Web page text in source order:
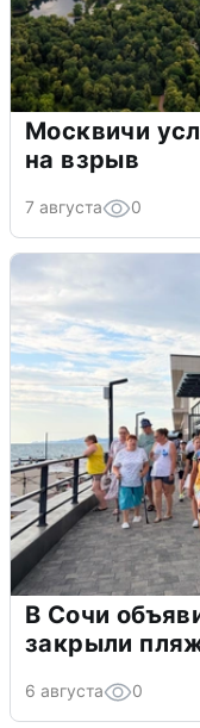
Москвичи
на взрыв
7 августа 0
В Сочи
закрыли
6 августа 0